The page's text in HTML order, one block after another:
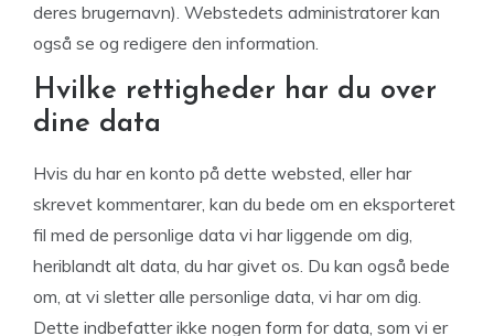
deres brugernavn). Webstedets administratorer kan
også se og redigere den information.
Hvilke rettigheder har du over
dine data
Hvis du har en konto på dette websted, eller har
skrevet kommentarer, kan du bede om en eksporteret
fil med de personlige data vi har liggende om dig,
heriblandt alt data, du har givet os. Du kan også bede
om, at vi sletter alle personlige data, vi har om dig.
Dette indbefatter ikke nogen form for data, som vi er